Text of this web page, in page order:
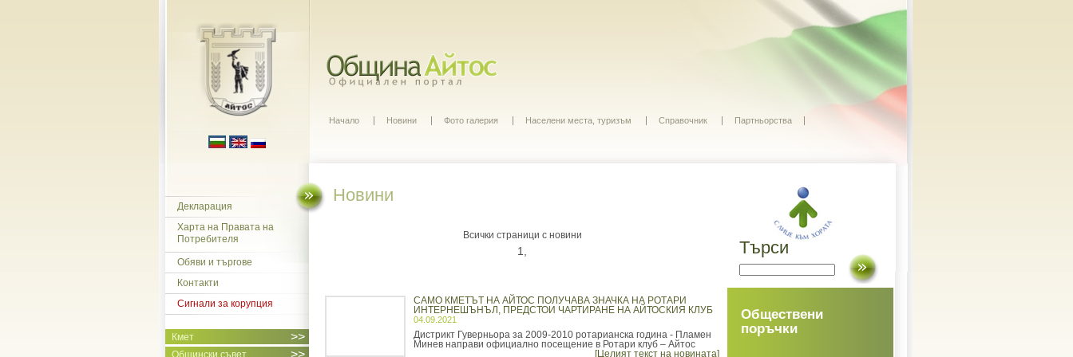
Декларация
Харта на Правата на
Потребителя
Обяви и търгове
Контакти
Сигнали за корупция
>>
Кмет
>>
Общински съвет
Начало Новини Фото галерия Населени места, туризъм Справочник Партньорства
Новини
Всички страници с новини
1,
САМО КМЕТЪТ НА АЙТОС ПОЛУЧАВА ЗНАЧКА НА РОТАРИ
ИНТЕРНЕШЪНЪЛ, ПРЕДСТОИ ЧАРТИРАНЕ НА АЙТОСКИЯ КЛУБ
04.09.2021
Дистрикт Гуверньора за 2009-2010 ротарианска година - Пламен
Минев направи официално посещение в Ротари клуб – Айтос
[Целият текст на новината]
Търси
Обществени
поръчки